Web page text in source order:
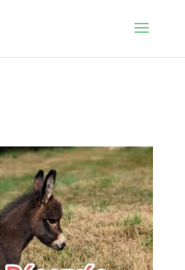
already defined in